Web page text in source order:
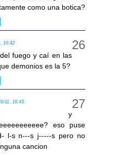
como una botica?
16:42
fuego y caí en las
demonios es la 5?
11, 16:43
y
eso puse
l-s n---s j-----s pero no
cancion